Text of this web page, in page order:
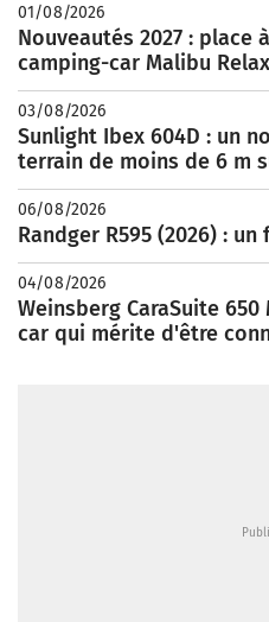
01/08/2026
Nouveautés 2027 : place
camping-car Malibu Relax
03/08/2026
Sunlight Ibex 604D : un
terrain de moins de 6 m
06/08/2026
Randger R595 (2026) :
04/08/2026
Weinsberg CaraSuite 650
car qui mérite d'être